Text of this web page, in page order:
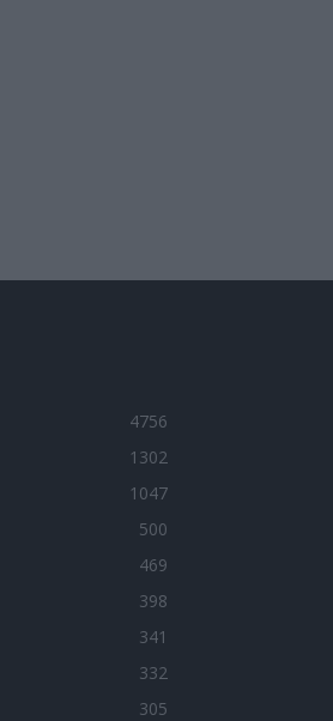
4756
1302
1047
500
469
398
341
332
305